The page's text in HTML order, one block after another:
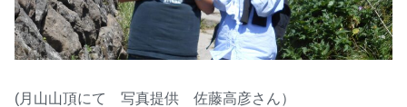
(月山山頂にて 写真提供 佐藤高彦さん）